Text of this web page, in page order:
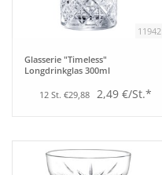
11942
Glasserie "Timeless"
Longdrinkglas 300ml
12 St. €29,88 2,49 €/St.*